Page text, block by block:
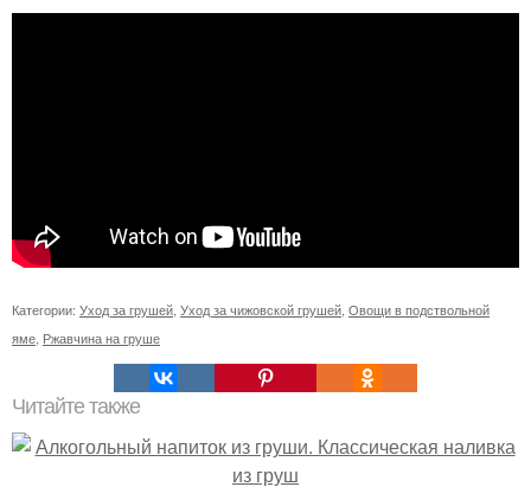
Категории: Уход за грушей Уход за чижовской грушей Овощи в подствольной
яме Ржавчина на груше
Читайте также